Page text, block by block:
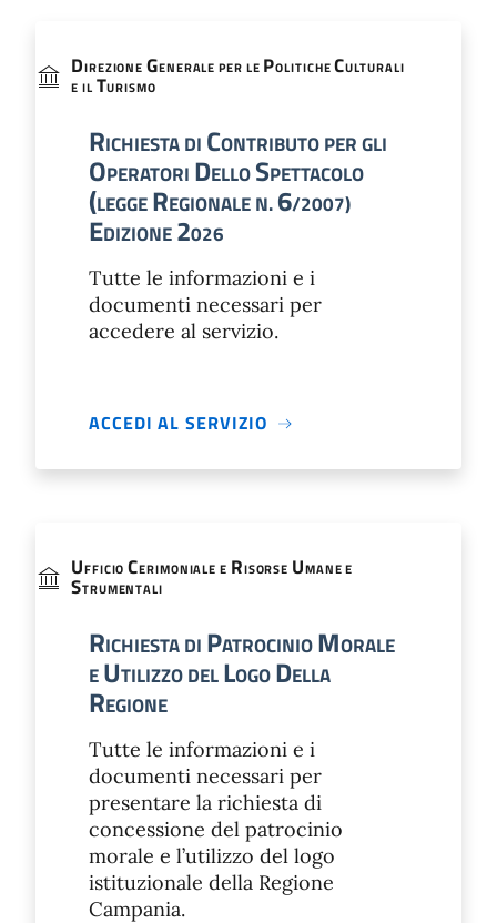
DIREZIONEGENERALE PER LE POLITICHECULTURALI
E IL TURISMO
RICHIESTA DI CONTRIBUTO PER GLI
OPERATORI DELLOSPETTACOLO
(LEGGEREGIONALE N.6/2007)
EDIZIONE2026
Tutte le informazioni e i
documenti necessari per
accedere al servizio.
ACCEDI AL SERVIZIO
UFFICIOCERIMONIALE E RISORSE UMANE E
STRUMENTALI
RICHIESTA DI PATROCINIOMORALE
EUTILIZZO DELLOGODELLA
REGIONE
Tutte le informazioni e i
documenti necessari per
presentare la richiesta di
concessione del patrocinio
morale e l’utilizzo del logo
istituzionale della Regione
Campania.